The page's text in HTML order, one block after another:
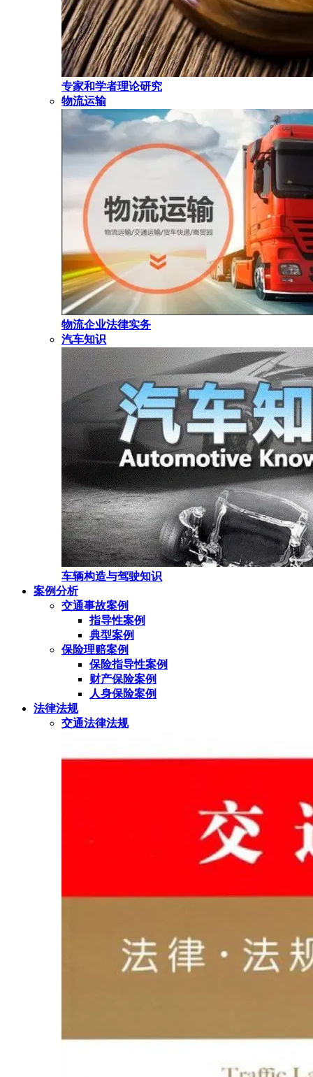
专家和学者理论研究
物流运输
物流企业法律实务
汽车知识
车辆构造与驾驶知识
案例分析
交通事故案例
指导性案例
典型案例
保险理赔案例
保险指导性案例
财产保险案例
人身保险案例
法律法规
交通法律法规